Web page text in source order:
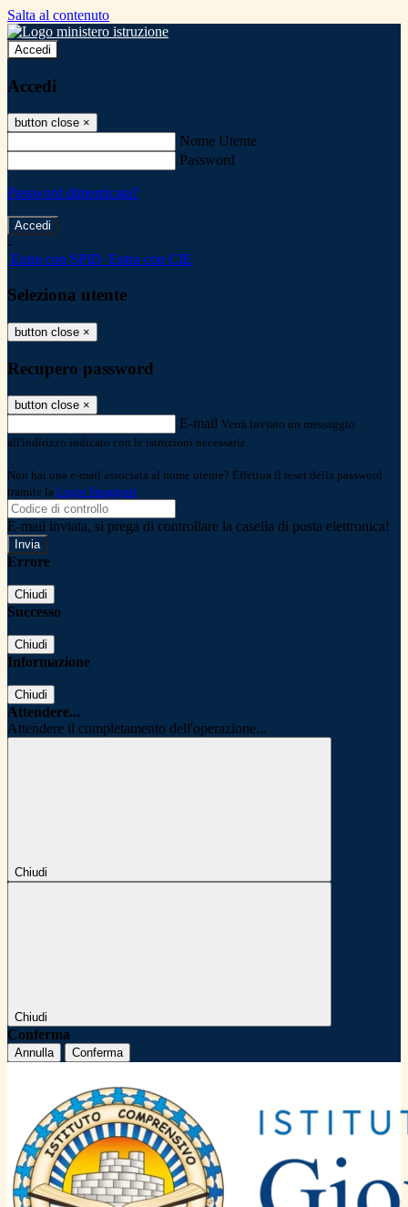
Salta al contenuto
Accedi
Accedi
button close ×
Nome Utente
Password
Password dimenticata?
-
Entra con SPID Entra con CIE
Seleziona utente
button close ×
Recupero password
button close ×
E-mail Verrà inviato un messaggio
all'indirizzo indicato con le istruzioni necessarie.
Non hai una e-mail associata al nome utente? Effettua il reset della password
tramite la Login Spaggiari
E-mail inviata, si prega di controllare la casella di posta elettronica!
Errore
Chiudi
Successo
Chiudi
Informazione
Chiudi
Attendere...
Attendere il completamento dell'operazione...
Chiudi
Chiudi
Conferma
Annulla Conferma